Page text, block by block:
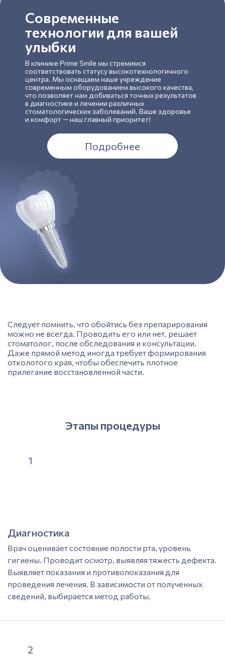
Современные
технологии для вашей
улыбки
В клинике Prime Smile мы стремимся
соответствовать статусу высокотехнологичного
центра. Мы оснащаем наше учреждение
современным оборудованием высокого качества,
что позволяет нам добиваться точных результатов
в диагностике и лечении различных
стоматологических заболеваний. Ваше здоровье
и комфорт — наш главный приоритет!
Подробнее
Следует помнить, что обойтись без препарирования
можно не всегда. Проводить его или нет, решает
стоматолог, после обследования и консультации.
Даже прямой метод иногда требует формирования
отколотого края, чтобы обеспечить плотное
прилегание восстановленной части.
Этапы процедуры
1
Диагностика
Врач оценивает состояние полости рта, уровень
гигиены. Проводит осмотр, выявляя тяжесть дефекта.
Выявляет показания и противопоказания для
проведения лечения. В зависимости от полученных
сведений, выбирается метод работы.
2